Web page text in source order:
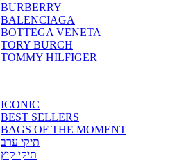
BURBERRY
BALENCIAGA
BOTTEGA VENETA
TORY BURCH
TOMMY HILFIGER
ICONIC
BEST SELLERS
BAGS OF THE MOMENT
תיקי ערב
תיקי קיץ